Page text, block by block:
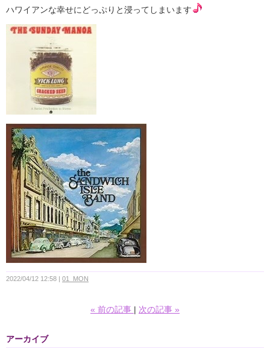
ハワイアンな幸せにどっぷりと浸ってしまいます
2022/04/12 12:58 01_MON
« 前の記事 次の記事 »
アーカイブ